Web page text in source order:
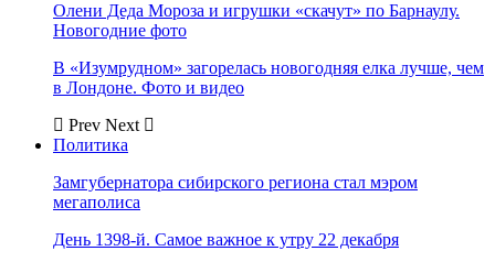
Олени Деда Мороза и игрушки «скачут» по Барнаулу.
Новогодние фото
В «Изумрудном» загорелась новогодняя елка лучше, чем
в Лондоне. Фото и видео
Prev Next
Политика
Замгубернатора сибирского региона стал мэром
мегаполиса
День 1398-й. Самое важное к утру 22 декабря